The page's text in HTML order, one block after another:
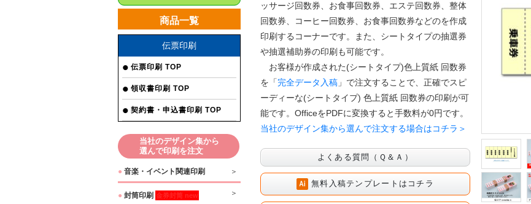
商品一覧
伝票印刷
伝票印刷 TOP
領収書印刷 TOP
契約書・申込書印刷 TOP
当社のデザイン集から
選んで印刷を注文
● 音楽・イベント関連印刷
● 封筒印刷 金券封筒 new
ッサージ回数券、お食事回数券、エステ回数券、整体
回数券、コーヒー回数券、お食事回数券などのを作成
印刷するコーナーです。また、シートタイプの抽選券
や抽選補助券の印刷も可能です。
お客様が作成された(シートタイプ)色上質紙 回数券
を「完全データ入稿 」で注文することで、正確でスピ
ーディーな(シートタイプ) 色上質紙 回数券の印刷が可
能です。OfficeをPDFに変換すると手数料が0円です。
当社のデザイン集から選んで注文する場合はコチラ＞
よくある質問（Ｑ＆Ａ）
無料入稿テンプレートはコチラ